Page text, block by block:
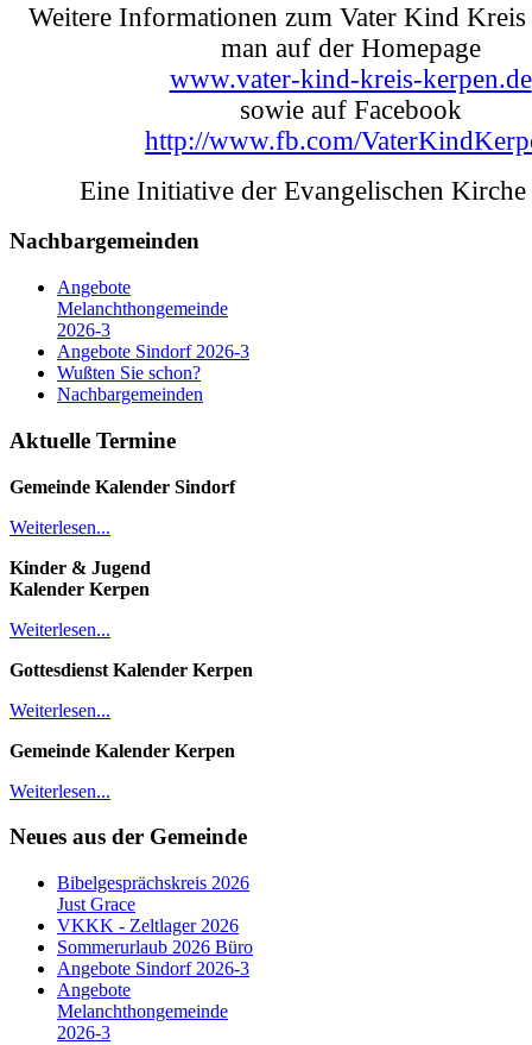
Weitere Informationen zum Vater Kind
man auf der Homepage
www.vater-kind-kreis-kerpen.de
sowie auf Facebook
http://www.fb.com/
Eine Initiative der Evangelischen
Nachbargemeinden
Angebote
Melanchthongemeinde
2026-3
Angebote Sindorf 2026-3
Wußten Sie schon?
Nachbargemeinden
Aktuelle Termine
Gemeinde Kalender Sindorf
Weiterlesen...
Kinder & Jugend
Kalender Kerpen
Weiterlesen...
Gottesdienst Kalender Kerpen
Weiterlesen...
Gemeinde Kalender Kerpen
Weiterlesen...
Neues aus der Gemeinde
Bibelgesprächskreis 2026
Just Grace
VKKK - Zeltlager 2026
Sommerurlaub 2026 Büro
Angebote Sindorf 2026-3
Angebote
Melanchthongemeinde
2026-3